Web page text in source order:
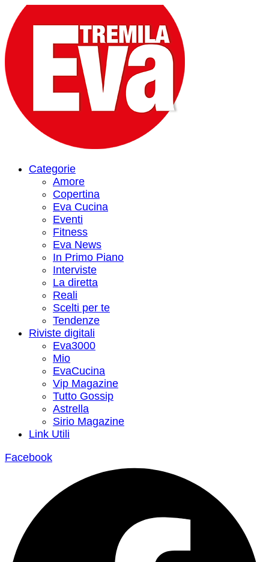
Categorie
Amore
Copertina
Eva Cucina
Eventi
Fitness
Eva News
In Primo Piano
Interviste
La diretta
Reali
Scelti per te
Tendenze
Riviste digitali
Eva3000
Mio
EvaCucina
Vip Magazine
Tutto Gossip
Astrella
Sirio Magazine
Link Utili
Facebook